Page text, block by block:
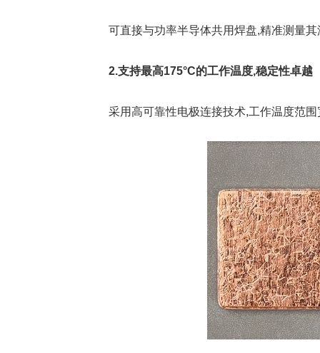
可直接与功率半导体共用焊盘,精准测量
2.支持最高175°C的工作温度,稳定性卓越
采用高可靠性电极连接技术,工作温度范